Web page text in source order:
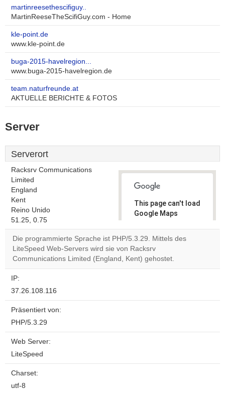
martinreesethescifiguy..
MartinReeseTheScifiGuy.com - Home
kle-point.de
www.kle-point.de
buga-2015-havelregion...
www.buga-2015-havelregion.de
team.naturfreunde.at
AKTUELLE BERICHTE & FOTOS
Server
Serverort
Racksrv Communications
Limited
England
Kent
Reino Unido
51.25, 0.75
This page can't load
Google Maps
Do you
website?
Die programmierte Sprache ist PHP/5.3.29. Mittels des
LiteSpeed Web-Servers wird sie von Racksrv
Communications Limited (England, Kent) gehostet.
IP:
37.26.108.116
Präsentiert von:
PHP/5.3.29
Web Server:
LiteSpeed
Charset:
utf-8